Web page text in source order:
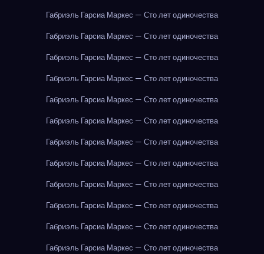
Габриэль Гарсиа Маркес — Сто лет одиночества
Габриэль Гарсиа Маркес — Сто лет одиночества
Габриэль Гарсиа Маркес — Сто лет одиночества
Габриэль Гарсиа Маркес — Сто лет одиночества
Габриэль Гарсиа Маркес — Сто лет одиночества
Габриэль Гарсиа Маркес — Сто лет одиночества
Габриэль Гарсиа Маркес — Сто лет одиночества
Габриэль Гарсиа Маркес — Сто лет одиночества
Габриэль Гарсиа Маркес — Сто лет одиночества
Габриэль Гарсиа Маркес — Сто лет одиночества
Габриэль Гарсиа Маркес — Сто лет одиночества
Габриэль Гарсиа Маркес — Сто лет одиночества